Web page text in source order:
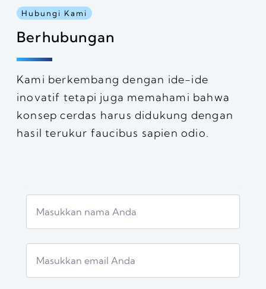
Hubungi Kami
Berhubungan
Kami berkembang dengan ide-ide
inovatif tetapi juga memahami bahwa
konsep cerdas harus didukung dengan
hasil terukur faucibus sapien odio.